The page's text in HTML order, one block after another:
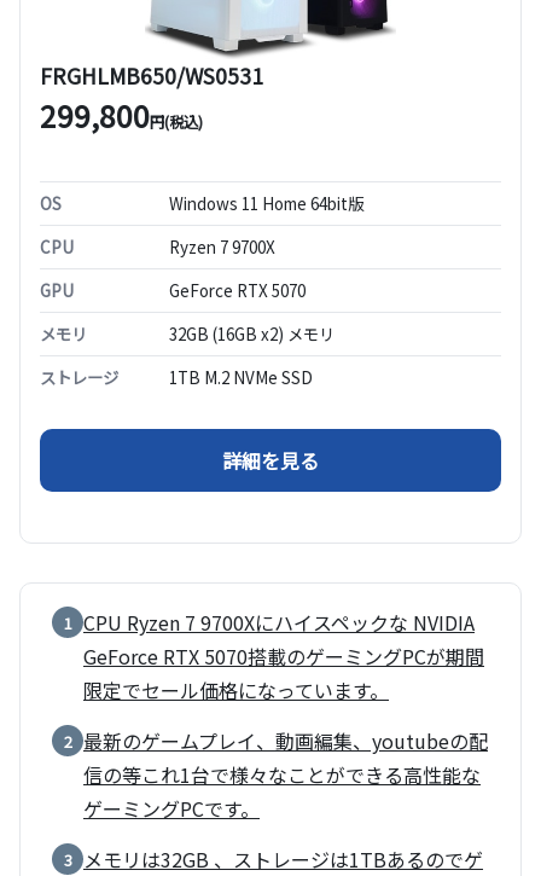
FRGHLMB650/WS0531
299,800円(税込)
OS
Windows 11 Home 64bit版
CPU
Ryzen 7 9700X
GPU
GeForce RTX 5070
メモリ
32GB (16GB x2) メモリ
ストレージ
1TB M.2 NVMe SSD
詳細を見る
1 CPU Ryzen 7 9700Xにハイスペックな NVIDIA
GeForce RTX 5070搭載のゲーミングPCが期間
限定でセール価格になっています。
2 最新のゲームプレイ、動画編集、youtubeの配
信の等これ1台で様々なことができる高性能な
ゲーミングPCです。
3
メモリは32GB 、ストレージは1TBあるのでゲ